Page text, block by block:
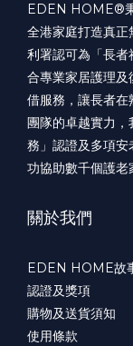
EDEN HOME®️
全港家庭打造真
利署認可為「長
合專業家居護理及
借服務，讓長者
團隊的卓越實力
務」認證及多項
功協助數千個護老
關於我們
EDEN HOME故
認證及獎項
購物及送貨須知
使用條款